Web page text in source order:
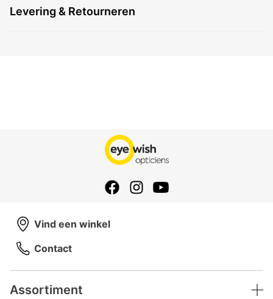
Levering & Retourneren
Assortiment
Vind een winkel
Contact